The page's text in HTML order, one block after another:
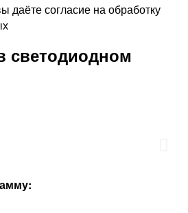
даёте согласие на обработку
светодиодном